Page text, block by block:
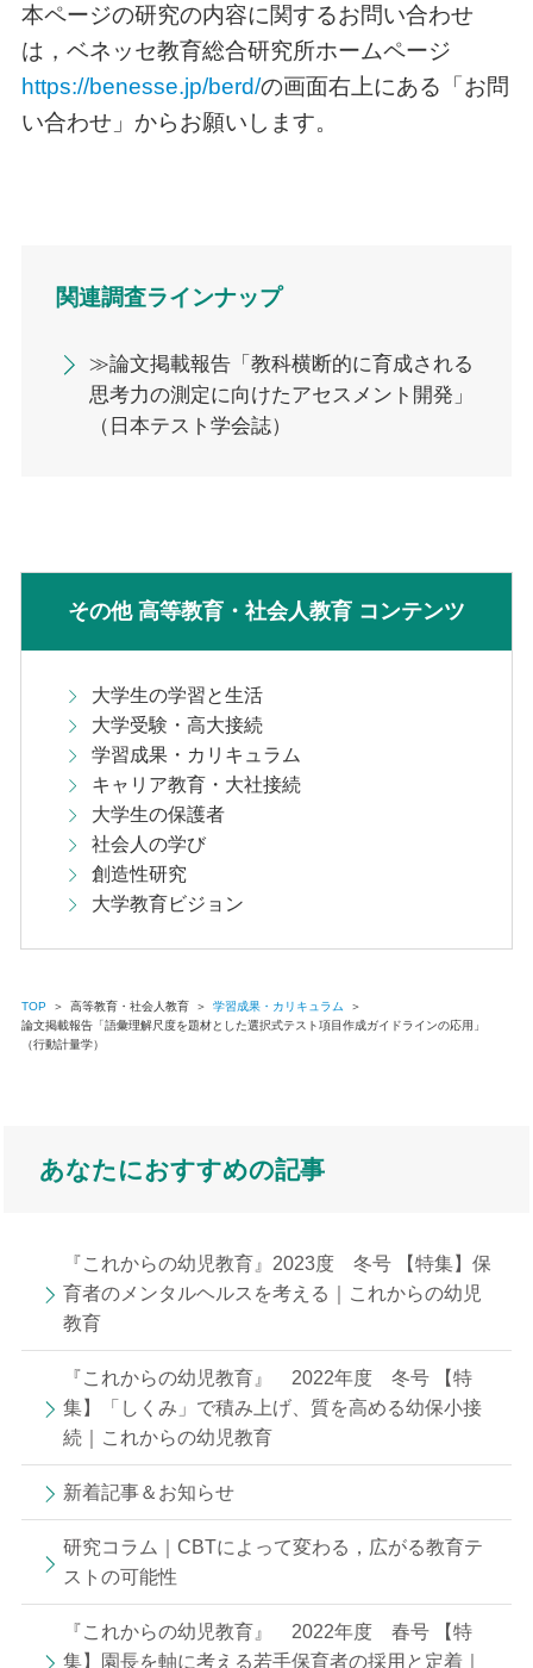
本ページの研究の内容に関するお問い合わせ
は，ベネッセ教育総合研究所ホームページ
https://benesse.jp/berd/の画面右上にある「お問
い合わせ」からお願いします。
関連調査ラインナップ
≫論文掲載報告「教科横断的に育成される
思考力の測定に向けたアセスメント開発」
（日本テスト学会誌）
その他 高等教育・社会人教育 コンテンツ
大学生の学習と生活
大学受験・高大接続
学習成果・カリキュラム
キャリア教育・大社接続
大学生の保護者
社会人の学び
創造性研究
大学教育ビジョン
TOP ＞ 高等教育・社会人教育 ＞ 学習成果・カリキュラム
＞
論文掲載報告「語彙理解尺度を題材とした選択式テスト項目作成ガイドラインの応用」
（行動計量学）
あなたにおすすめの記事
『これからの幼児教育』2023度 冬号 【特集】保
育者のメンタルヘルスを考える｜これからの幼児
教育
『これからの幼児教育』 2022年度 冬号 【特
集】「しくみ」で積み上げ、質を高める幼保小接
続｜これからの幼児教育
新着記事＆お知らせ
研究コラム｜CBTによって変わる，広がる教育テ
ストの可能性
『これからの幼児教育』 2022年度 春号 【特
集】園長を軸に考える若手保育者の採用と定着｜